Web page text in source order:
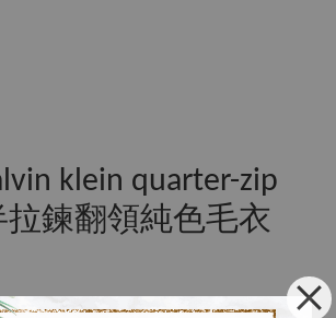
klein quarter-zip
拉鍊翻領純色毛衣